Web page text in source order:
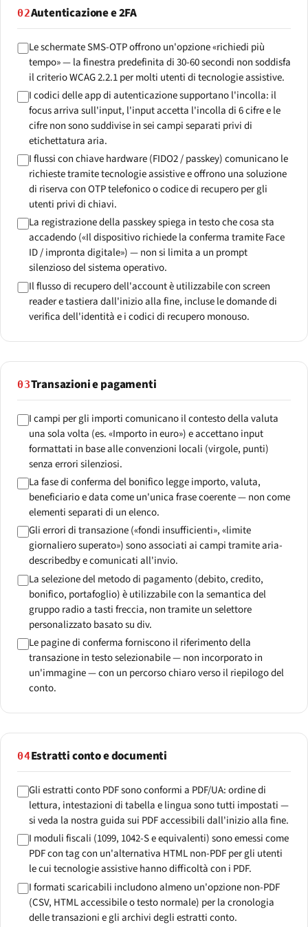
02Autenticazione e 2FA
Le schermate SMS-OTP offrono un'opzione «richiedi più
tempo» — la finestra predefinita di 30-60 secondi non soddisfa
il criterio WCAG 2.2.1 per molti utenti di tecnologie assistive.
I codici delle app di autenticazione supportano l'incolla: il
focus arriva sull'input, l'input accetta l'incolla di 6 cifre e le
cifre non sono suddivise in sei campi separati privi di
etichettatura aria.
I flussi con chiave hardware (FIDO2 / passkey) comunicano le
richieste tramite tecnologie assistive e offrono una soluzione
di riserva con OTP telefonico o codice di recupero per gli
utenti privi di chiavi.
La registrazione della passkey spiega in testo che cosa sta
accadendo («Il dispositivo richiede la conferma tramite Face
ID / impronta digitale») — non si limita a un prompt
silenzioso del sistema operativo.
Il flusso di recupero dell'account è utilizzabile con screen
reader e tastiera dall'inizio alla fine, incluse le domande di
verifica dell'identità e i codici di recupero monouso.
03Transazioni e pagamenti
I campi per gli importi comunicano il contesto della valuta
una sola volta (es. «Importo in euro») e accettano input
formattati in base alle convenzioni locali (virgole, punti)
senza errori silenziosi.
La fase di conferma del bonifico legge importo, valuta,
beneficiario e data come un'unica frase coerente — non come
elementi separati di un elenco.
Gli errori di transazione («fondi insufficienti», «limite
giornaliero superato») sono associati ai campi tramite aria-
describedby e comunicati all'invio.
La selezione del metodo di pagamento (debito, credito,
bonifico, portafoglio) è utilizzabile con la semantica del
gruppo radio a tasti freccia, non tramite un selettore
personalizzato basato su div.
Le pagine di conferma forniscono il riferimento della
transazione in testo selezionabile — non incorporato in
un'immagine — con un percorso chiaro verso il riepilogo del
conto.
04Estratti conto e documenti
Gli estratti conto PDF sono conformi a PDF/UA: ordine di
lettura, intestazioni di tabella e lingua sono tutti impostati —
si veda la nostra guida sui PDF accessibili dall'inizio alla fine.
I moduli fiscali (1099, 1042-S e equivalenti) sono emessi come
PDF con tag con un'alternativa HTML non-PDF per gli utenti
le cui tecnologie assistive hanno difficoltà con i PDF.
I formati scaricabili includono almeno un'opzione non-PDF
(CSV, HTML accessibile o testo normale) per la cronologia
delle transazioni e gli archivi degli estratti conto.